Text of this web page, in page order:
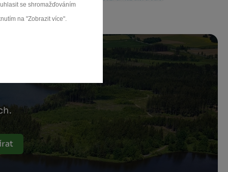
se shromažďováním
na "Zobrazit více".